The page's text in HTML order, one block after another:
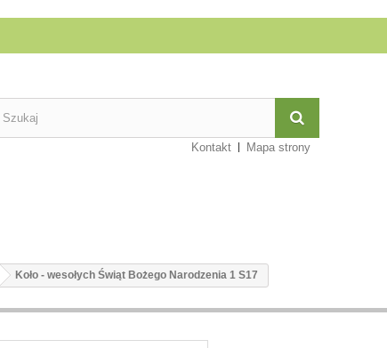
Kontakt Mapa strony
Koło - wesołych Świąt Bożego Narodzenia 1 S17